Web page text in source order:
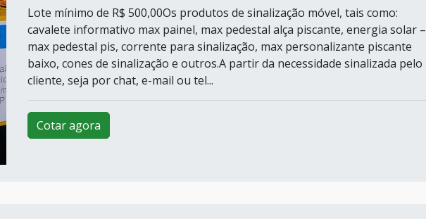
Lote mínimo de R$ 500,00Os produtos de sinalização móvel, tais como:
cavalete informativo max painel, max pedestal alça piscante, energia solar –
max pedestal pis, corrente para sinalização, max personalizante piscante
baixo, cones de sinalização e outros.A partir da necessidade sinalizada pelo
cliente, seja por chat, e-mail ou tel...
Cotar agora